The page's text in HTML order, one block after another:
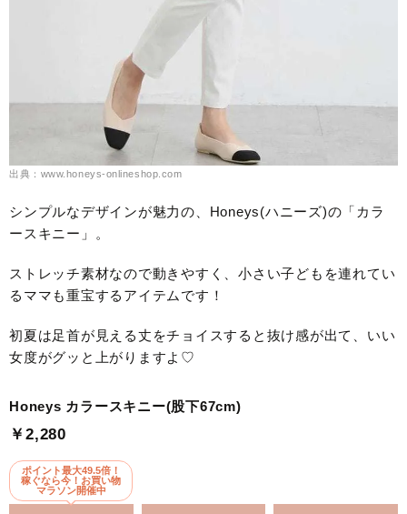
出典：www.honeys-onlineshop.com
シンプルなデザインが魅力の、Honeys(ハニーズ)の「カラ
ースキニー」。
ストレッチ素材なので動きやすく、小さい子どもを連れてい
るママも重宝するアイテムです！
初夏は足首が見える丈をチョイスすると抜け感が出て、いい
女度がグッと上がりますよ♡
Honeys カラースキニー(股下67cm)
￥2,280
ポイント最大49.5倍！
稼ぐなら今！お買い物
マラソン開催中